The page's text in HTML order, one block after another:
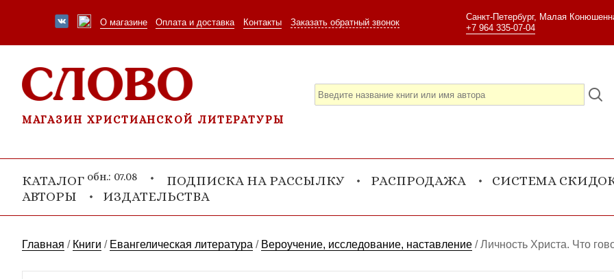
О магазине Оплата и доставка Контакты Заказать обратный звонок
Санкт-Петербург, Малая
+7 964 335-07-04
МАГАЗИН ХРИСТИАНСКОЙ ЛИТЕРАТУРЫ
КАТАЛОГ обн.: 07.08 ПОДПИСКА НА РАССЫЛКУ РАСПРОДАЖА
СИСТЕМА
АВТОРЫ
ИЗДАТЕЛЬСТВА
Главная / Книги / Евангелическая литература / Вероучение, исследование, наставление /Личность Христа. Что